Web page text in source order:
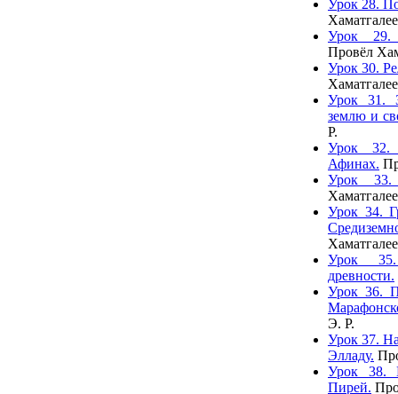
Урок 28.
Урок 29.
Провёл
Урок 30.
Урок 31.
землю и
Р.
Урок 32.
Афинах.
Урок 33.
Урок 34.
Урок
древности.
Урок 36.
Э. Р.
Урок 37.
Элладу.
Урок 38.
Пирей.